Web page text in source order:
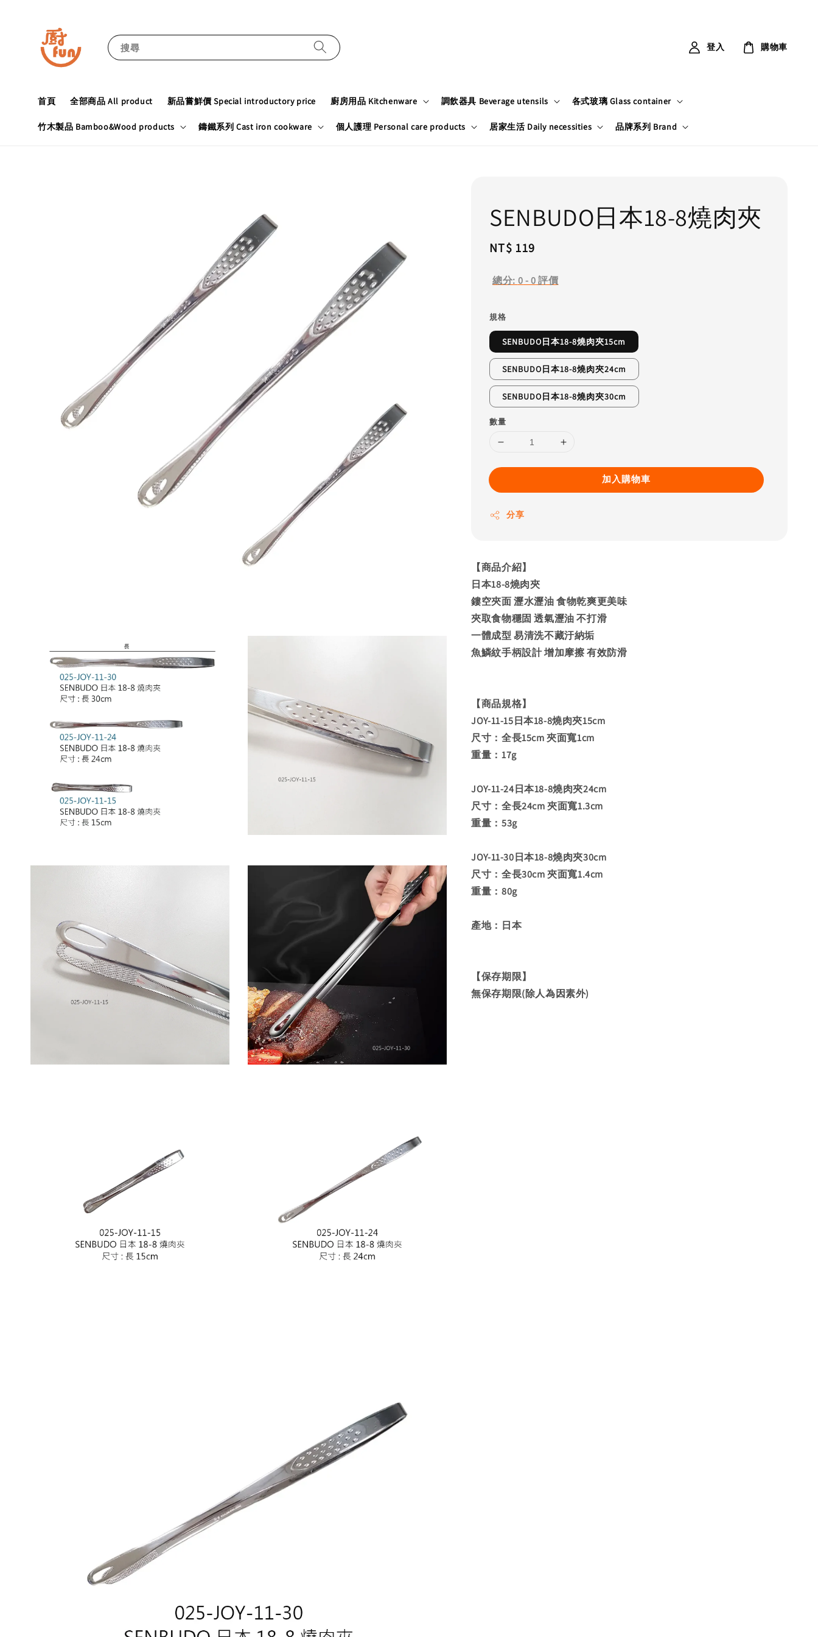
搜尋
首頁 全部商品 All product 新品嘗鮮價 Special introductory price 廚房用品 Kitchenware 調飲器具 Beverage utensils 各式玻璃 Glass container
竹木製品 Bamboo&Wood products 鑄鐵系列 Cast iron cookware 個人護理 Personal care products 居家生活 Daily necessities 品牌系列 Brand
登入 購物車
SENBUDO日本18-8燒肉夾
Regular
NT$ 119
總分: 0-0評價
規格
SENBUDO日本18-8燒肉夾15cm
SENBUDO日本18-8燒肉夾24cm
SENBUDO日本18-8燒肉夾30cm
數量
加入購物車
分享
【商品介紹】
日本18-8燒肉夾
鏤空夾面 瀝水瀝油 食物乾爽更美味
夾取食物穩固 透氣瀝油 不打滑
一體成型 易清洗不藏汙納垢
魚鱗紋手柄設計 增加摩擦 有效防滑
【商品規格】
JOY-11-15日本18-8燒肉夾15cm
尺寸：全長15cm 夾面寬1cm
重量：17g
JOY-11-24日本18-8燒肉夾24cm
尺寸：全長24cm 夾面寬1.3cm
重量：53g
JOY-11-30日本18-8燒肉夾30cm
尺寸：全長30cm 夾面寬1.4cm
重量：80g
產地：日本
【保存期限】
無保存期限(除人為因素外)